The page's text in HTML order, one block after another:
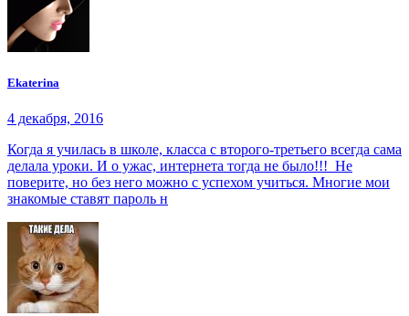
Ekaterina
4 декабря, 2016
Когда я училась в школе, класса с второго-третьего всегда сама
делала уроки. И о ужас, интернета тогда не было!!! Не
поверите, но без него можно с успехом учиться. Многие мои
знакомые ставят пароль н